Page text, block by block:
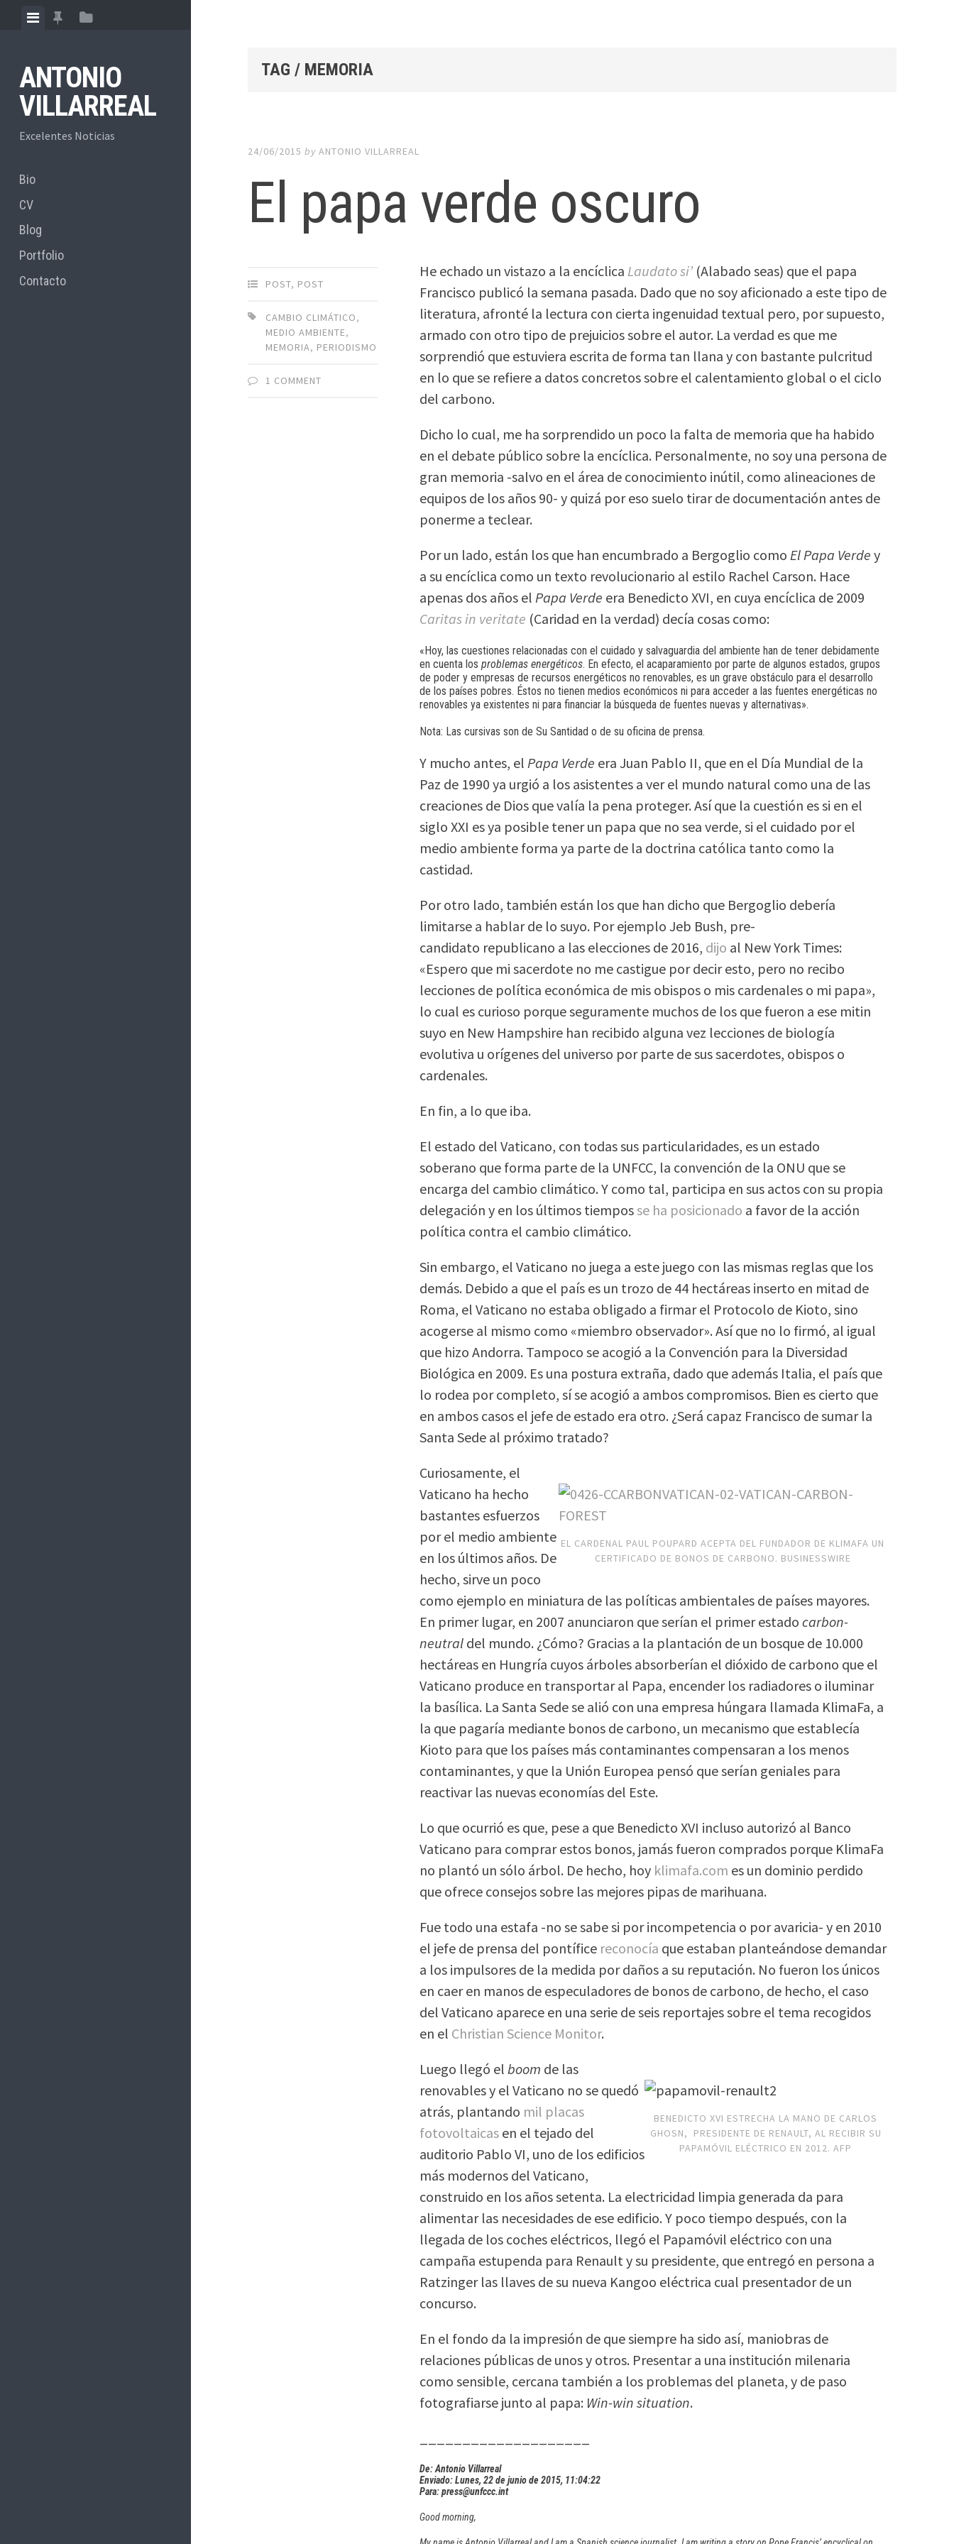
ViewView View
ANTONIO
VILLARREAL
Excelentes Noticias
Bio
CV
Blog
Portfolio
Contacto
TAG / MEMORIA
24/06/2015 byANTONIO VILLARREAL
El papa verde oscuro
POST, POST
CAMBIO CLIMÁTICO,
MEDIO AMBIENTE,
MEMORIA, PERIODISMO
1 COMMENT
He echado un vistazo a la encíclica Laudato si’ (Alabado seas) que el papa
Francisco publicó la semana pasada. Dado que no soy aficionado a este tipo de
literatura, afronté la lectura con cierta ingenuidad textual pero, por supuesto,
armado con otro tipo de prejuicios sobre el autor. La verdad es que me
sorprendió que estuviera escrita de forma tan llana y con bastante pulcritud
en lo que se refiere a datos concretos sobre el calentamiento global o el ciclo
del carbono.
Dicho lo cual, me ha sorprendido un poco la falta de memoria que ha habido
en el debate público sobre la encíclica. Personalmente, no soy una persona de
gran memoria -salvo en el área de conocimiento inútil, como alineaciones de
equipos de los años 90- y quizá por eso suelo tirar de documentación antes de
ponerme a teclear.
Por un lado, están los que han encumbrado a Bergoglio como El Papa Verdey
a su encíclica como un texto revolucionario al estilo Rachel Carson. Hace
apenas dos años el Papa Verde era Benedicto XVI, en cuya encíclica de 2009
Caritas in veritate (Caridad en la verdad) decía cosas como:
«Hoy, las cuestiones relacionadas con el cuidado y salvaguardia del ambiente han de tener debidamente
en cuenta losproblemas energéticos. En efecto, el acaparamiento por parte de algunos estados, grupos
de poder y empresas de recursos energéticos no renovables, es un grave obstáculo para el desarrollo
de los países pobres. Éstos no tienen medios económicos ni para acceder a las fuentes energéticas no
renovables ya existentes ni para financiar la búsqueda de fuentes nuevas y alternativas».
Nota: Las cursivas son de Su Santidad o de su oficina de prensa.
Y mucho antes, elPapa Verde era Juan Pablo II, que en el Día Mundial de la
Paz de 1990 ya urgió a los asistentes a ver el mundo natural como una de las
creaciones de Dios que valía la pena proteger. Así que la cuestión es si en el
siglo XXI es ya posible tener un papa que no sea verde, si el cuidado por el
medio ambiente forma ya parte de la doctrina católica tanto como la
castidad.
Por otro lado, también están los que han dicho que Bergoglio debería
limitarse a hablar de lo suyo. Por ejemplo Jeb Bush, pre-
candidato republicano a las elecciones de 2016, dijo al New York Times:
«Espero que mi sacerdote no me castigue por decir esto, pero no recibo
lecciones de política económica de mis obispos o mis cardenales o mi papa»,
lo cual es curioso porque seguramente muchos de los que fueron a ese mitin
suyo en New Hampshire han recibido alguna vez lecciones de biología
evolutiva u orígenes del universo por parte de sus sacerdotes, obispos o
cardenales.
En fin, a lo que iba.
El estado del Vaticano, con todas sus particularidades, es un estado
soberano que forma parte de la UNFCC, la convención de la ONU que se
encarga del cambio climático. Y como tal, participa en sus actos con su propia
delegación y en los últimos tiemposse ha posicionado a favor de la acción
política contra el cambio climático.
Sin embargo, el Vaticano no juega a este juego con las mismas reglas que los
demás. Debido a que el país es un trozo de 44 hectáreas inserto en mitad de
Roma, el Vaticano no estaba obligado a firmar el Protocolo de Kioto, sino
acogerse al mismo como «miembro observador». Así que no lo firmó, al igual
que hizo Andorra. Tampoco se acogió a la Convención para la Diversidad
Biológica en 2009. Es una postura extraña, dado que además Italia, el país que
lo rodea por completo, sí se acogió a ambos compromisos. Bien es cierto que
en ambos casos el jefe de estado era otro. ¿Será capaz Francisco de sumar la
Santa Sede al próximo tratado?
EL CARDENAL PAUL POUPARD ACEPTA DEL FUNDADOR DE KLIMAFA UN
CERTIFICADO DE BONOS DE CARBONO. BUSINESSWIRE
Curiosamente, el
Vaticano ha hecho
bastantes esfuerzos
por el medio ambiente
en los últimos años. De
hecho, sirve un poco
como ejemplo en miniatura de las políticas ambientales de países mayores.
En primer lugar, en 2007 anunciaron que serían el primer estadocarbon-
neutral del mundo. ¿Cómo? Gracias a la plantación de un bosque de 10.000
hectáreas en Hungría cuyos árboles absorberían el dióxido de carbono que el
Vaticano produce en transportar al Papa, encender los radiadores o iluminar
la basílica. La Santa Sede se alió con una empresa húngara llamada KlimaFa, a
la que pagaría mediante bonos de carbono, un mecanismo que establecía
Kioto para que los países más contaminantes compensaran a los menos
contaminantes, y que la Unión Europea pensó que serían geniales para
reactivar las nuevas economías del Este.
Lo que ocurrió es que, pese a que Benedicto XVI incluso autorizó al Banco
Vaticano para comprar estos bonos, jamás fueron comprados porque KlimaFa
no plantó un sólo árbol. De hecho, hoy klimafa.com es un dominio perdido
que ofrece consejos sobre las mejores pipas de marihuana.
Fue todo una estafa -no se sabe si por incompetencia o por avaricia- y en 2010
el jefe de prensa del pontífice reconocía que estaban planteándose demandar
a los impulsores de la medida por daños a su reputación. No fueron los únicos
en caer en manos de especuladores de bonos de carbono, de hecho, el caso
del Vaticano aparece en una serie de seis reportajes sobre el tema recogidos
en el Christian Science Monitor.
BENEDICTO XVI ESTRECHA LA MANO DE CARLOS
GHOSN, PRESIDENTE DE RENAULT, AL RECIBIR SU
PAPAMÓVIL ELÉCTRICO EN 2012. AFP
Luego llegó elboom de las
renovables y el Vaticano no se quedó
atrás, plantando mil placas
fotovoltaicas en el tejado del
auditorio Pablo VI, uno de los edificios
más modernos del Vaticano,
construido en los años setenta. La electricidad limpia generada da para
alimentar las necesidades de ese edificio. Y poco tiempo después, con la
llegada de los coches eléctricos, llegó el Papamóvil eléctrico con una
campaña estupenda para Renault y su presidente, que entregó en persona a
Ratzinger las llaves de su nueva Kangoo eléctrica cual presentador de un
concurso.
En el fondo da la impresión de que siempre ha sido así, maniobras de
relaciones públicas de unos y otros. Presentar a una institución milenaria
como sensible, cercana también a los problemas del planeta, y de paso
fotografiarse junto al papa: Win-win situation.
De: Antonio Villarreal
Enviado: Lunes, 22 de junio de 2015, 11:04:22
Para: press@unfccc.int
Good morning,